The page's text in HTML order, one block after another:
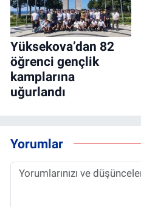
Yüksekova’dan 82
öğrenci gençlik
kamplarına
uğurlandı
Yorumlar